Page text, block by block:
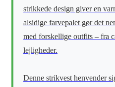
strikkede design giver en
alsidige farvepalet gør det
med forskellige outfits – fra
lejligheder.
Denne strikvest henvender